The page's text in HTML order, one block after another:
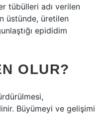
tübülleri adı verilen
üstünde, üretilen
epididim
OLUR?
Büyümeyi ve gelişimi